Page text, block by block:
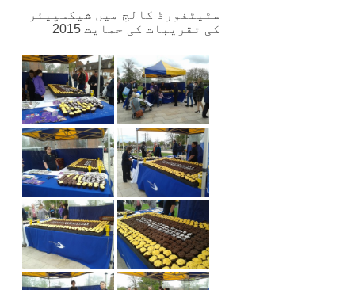
سٹیٹفورڈ کالج میں شیکسپیئر
کی تقریبات کی حمایت 2015